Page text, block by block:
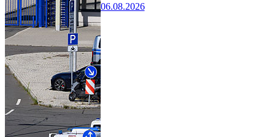
06.08.2026